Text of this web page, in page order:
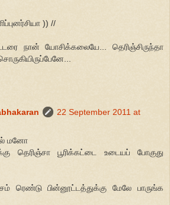
)) //
நான் யோசிக்கலையே... தெரிஞ்சிருந்தா
22 September 2011 at
மனோ
தெரிஞ்சா பூரிக்கட்டை உடையப் போகுது
ரெண்டு பின்னூட்டத்துக்கு மேலே பாருங்க